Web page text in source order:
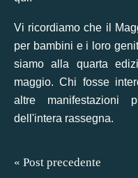
Vi ricordiamo che il
per bambini e i loro
siamo alla quarta
maggio. Chi fosse
altre manifestazioni
dell'intera rassegna.
« Post precedente